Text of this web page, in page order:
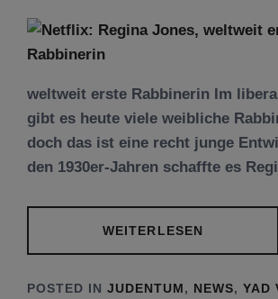
weltweit erste Rabbinerin Im
gibt es heute viele weibliche
doch das ist eine recht junge
den 1930er-Jahren schaffte es
WEITERLESEN
POSTED IN JUDENTUM, NEWS, YAD